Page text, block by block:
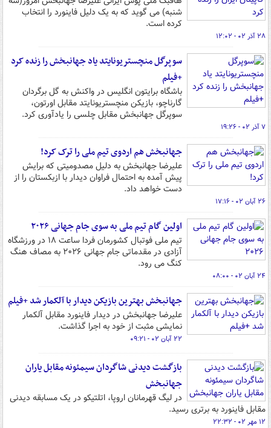
شنبه) می گوید که به یک دلیل فاینورد را انتخاب
کرده است.
۲۸ آذر ۰۲ - ۱۲:۰۲
سوپرگل منچستریونایتد یاد جهانبخش را زنده کرد
+فیلم
باشگاه برایتون انگلیس در واکنش به گل برگردان
گارناچو، بازیکن منچستریونایتد مقابل اورتون،
سوپرگل جهانبخش مقابل چلسی را یادآوری کرد.
۷ آذر ۰۲ - ۱۹:۲۶
جهانبخش هم اردوی تیم ملی را ترک کرد!
علیرضا جهانبخش به دلیل مصدومیتی که برایش
پیش آمده به احتمال فراوان دیدار با ازبکستان را از
دست خواهد داد.
۲۶ آبان ۰۲ - ۱۷:۱۶
اولین گام تیم ملی به سوی جام جهانی ۲۰۲۶
تیم ملی فوتبال کشورمان فردا ساعت ۱۸ در ورزشگاه
آزادی در مقدماتی جام جهانی ۲۰۲۶ به مصاف هنگ
کنگ می رود.
۲۴ آبان ۰۲ - ۰۸:۰۰
جهانبخش بهترین بازیکن دیدار با آلکمار شد +فیلم
علیرضا جهانبخش در دیدار فاینورد مقابل آلکمار
نمایشی مثبت از خود به اجرا گذاشت.
۲۲ آبان ۰۲ - ۰۹:۲۱
بازگشت دیدنی شاگردان سیمئونه مقابل یاران
جهانبخش
در لیگ قهرمانان اروپا، اتلتیکو در یک مسابقه دیدنی
مقابل فاینورد به برتری رسید.
۱۲ مهر ۰۲ - ۲۲:۳۲